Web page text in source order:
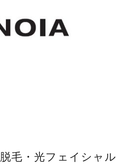
脱毛・光フェイシャル